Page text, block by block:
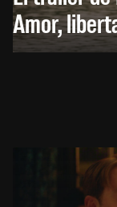
Amor,